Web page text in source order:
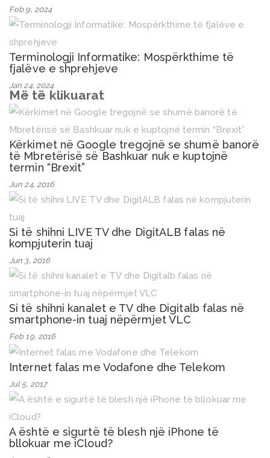
Feb 9, 2024
Terminologji Informatike: Mospërkthime të
fjalëve e shprehjeve
Jan 24, 2024
Më të klikuarat
Kërkimet në Google tregojnë se shumë banorë
të Mbretërisë së Bashkuar nuk e kuptojnë
termin “Brexit”
Jun 24, 2016
Si të shihni LIVE TV dhe DigitALB falas në
kompjuterin tuaj
Jun 3, 2016
Si të shihni kanalet e TV dhe Digitalb falas në
smartphone-in tuaj nëpërmjet VLC
Feb 19, 2016
Internet falas me Vodafone dhe Telekom
Jul 5, 2017
A është e sigurtë të blesh një iPhone të
bllokuar me iCloud?